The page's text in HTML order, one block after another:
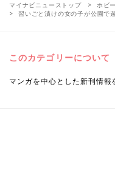
マイナビニューストップ ホビー
習いごと漬けの女の子が公園で
このカテゴリーについて
マンガを中心とした新刊情報